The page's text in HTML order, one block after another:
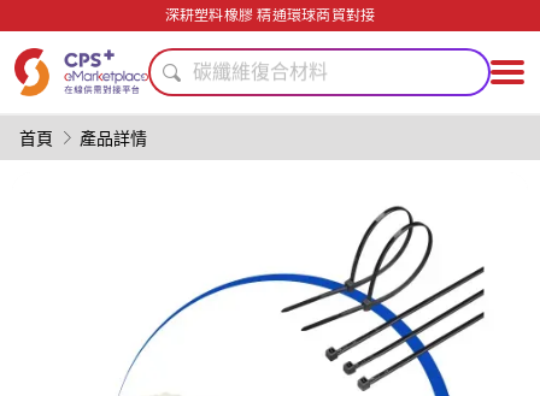
深耕塑料橡膠 精通環球商貿對接
節能
碳纖維復合材料
功能材料
PP
客制化
首頁 產品詳情